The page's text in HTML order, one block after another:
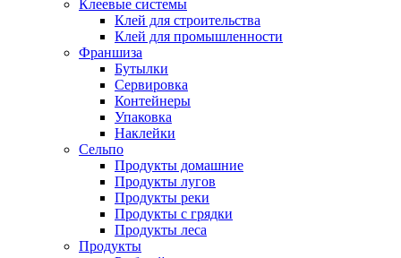
Клеевые системы
Клей для строительства
Клей для промышленности
Франшиза
Бутылки
Сервировка
Контейнеры
Упаковка
Наклейки
Сельпо
Продукты домашние
Продукты лугов
Продукты реки
Продукты с грядки
Продукты леса
Продукты